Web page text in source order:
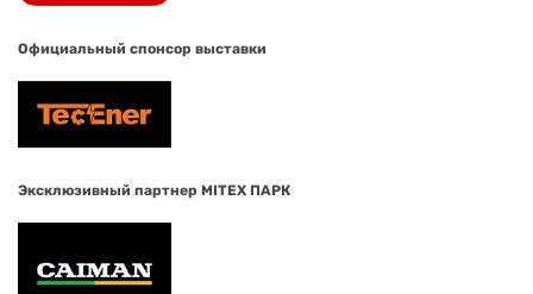
Официальный спонсор выставки
Эксклюзивный партнер MITEX ПАРК